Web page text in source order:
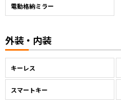
電動格納ミラー
外装・内装
キーレス
スマートキー